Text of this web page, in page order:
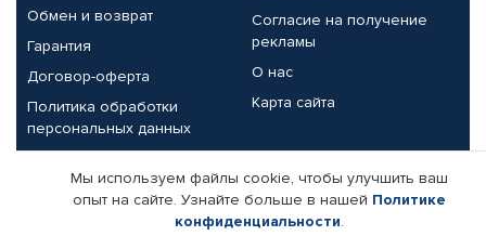
Обмен и возврат
Гарантия
Договор-оферта
Политика обработки
персональных данных
Согласие на получение
рекламы
О нас
Карта сайта
Партнерам
Корпоративным клиентам
Реквизиты компании
Мы используем файлы cookie, чтобы улучшить ваш
опыт на сайте. Узнайте больше в нашей Политике
конфиденциальности.